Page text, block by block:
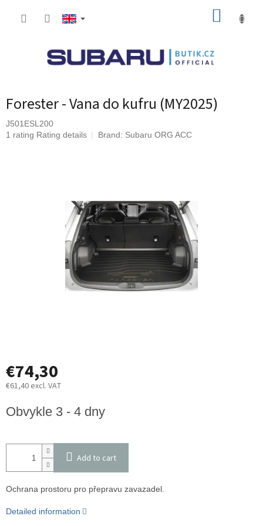
Forester - Vana do kufru (MY2025)
J501ESL200
The
1 rating Rating details Brand: Subaru ORG ACC
€74,30
€61,40 excl. VAT
price:
Obvykle 3 - 4 dny
Add to cart
Ochrana prostoru pro přepravu zavazadel.
Detailed information